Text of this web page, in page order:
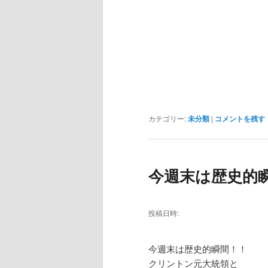
カテゴリー:未分類 | コメントを残す
今週末は歴史的
投稿日時:
今週末は歴史的瞬間！！
クリントン元大統領と